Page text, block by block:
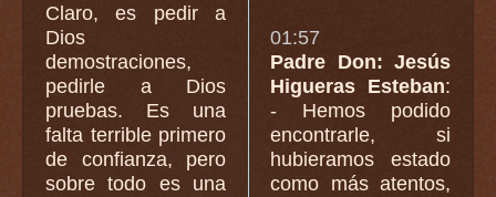
Claro, es pedir a
Dios
demostraciones,
pedirle a Dios
pruebas. Es una
falta terrible primero
de confianza, pero
sobre todo es una
01:57
Padre Don: Jesús
Higueras Esteban:
- Hemos podido
encontrarle, si
hubieramos estado
como más atentos,